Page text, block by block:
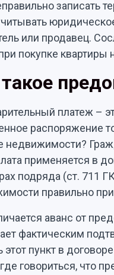
записать
или продавец.
покупке квартиры
платеж –
распоряжение
недвижимости?
применяется в
подряда (ст. 711
правильно
аванс от
фактическим
этот пункт в
где говориться, что